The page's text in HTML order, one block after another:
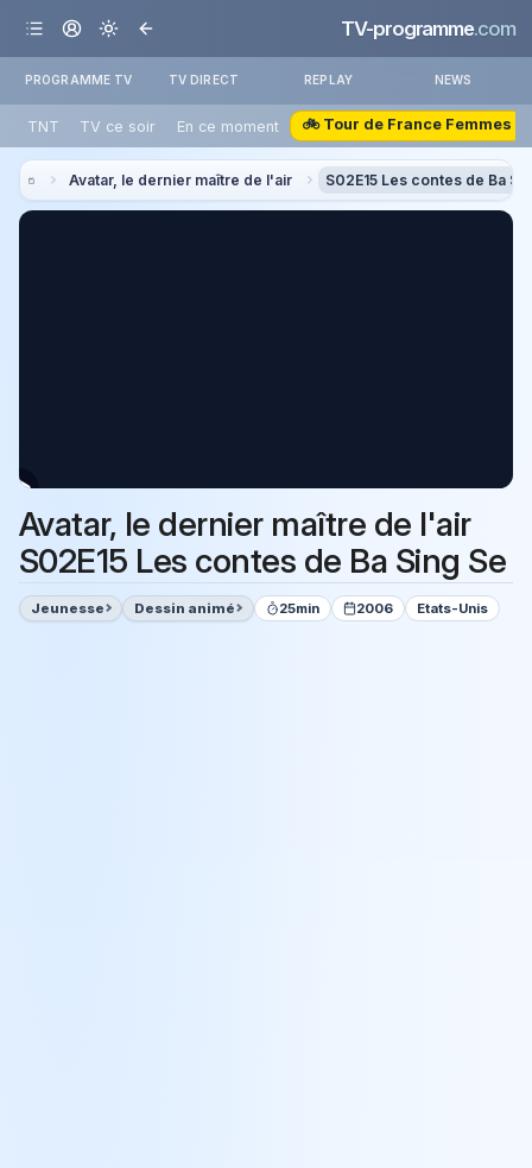
TV-programme.com
PROGRAMME TV TV DIRECT REPLAY NEWS
TNT TV ce soir En ce moment 🚲 Tour de France Femmes
Avatar, le dernier maître de l'air S02E15 Les contes de Ba
Avatar, le dernier maître de l'air
S02E15 Les contes de Ba Sing Se
Jeunesse Dessin animé 25min 2006 Etats-Unis